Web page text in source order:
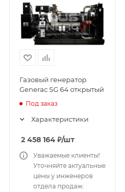
Газовый генератор
Generac SG 64 открытый
Под заказ
Характеристики
2 458 164 ₽/шт
Уважаемые клиенты!
Уточняйте актуальные
цены у инженеров
отдела продаж: